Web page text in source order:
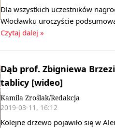
Dla wszystkich uczestników
Włocławku uroczyście
Czytaj dalej »
Dąb prof. Zbigniewa
tablicy [wideo]
Kamila Zroślak/Redakcja
2019-03-11, 16:12
Kolejne drzewo pojawiło się w